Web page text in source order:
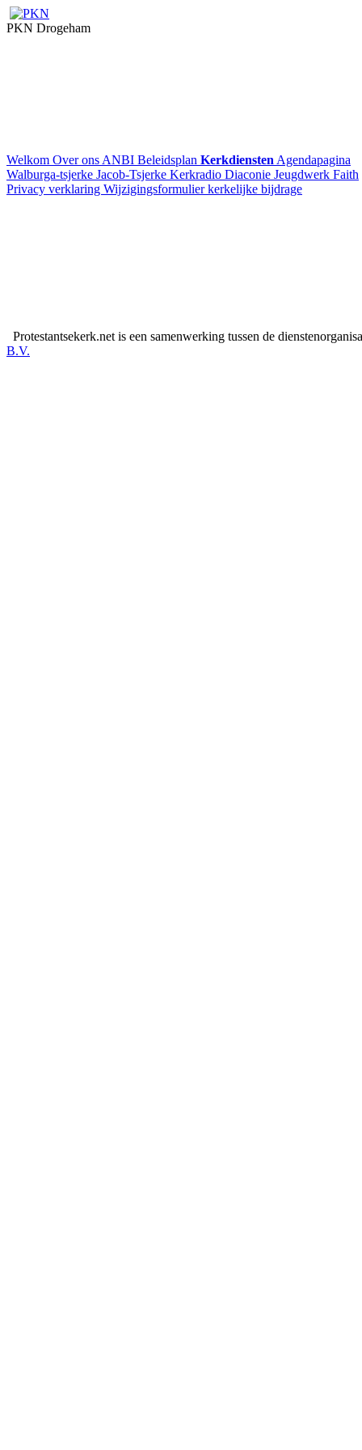
PKN Drogeham
Welkom Over ons ANBI Beleidsplan Kerkdiensten Agendapagina
Walburga-tsjerke Jacob-Tsjerke Kerkradio Diaconie Jeugdwerk Faith
Privacy verklaring Wijzigingsformulier kerkelijke bijdrage
Protestantsekerk.net is een samenwerking tussen de
B.V.